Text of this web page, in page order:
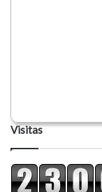
Visitas